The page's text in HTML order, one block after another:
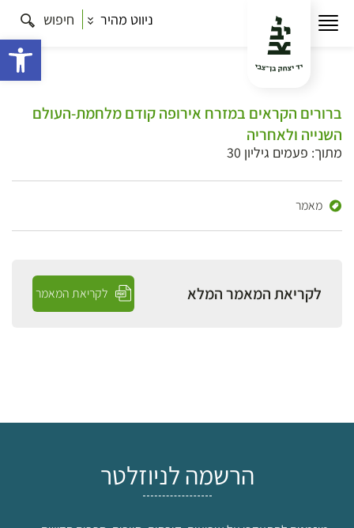
ניווט מהיר חיפוש
ברורים הקראים במזרח אירופה קודם מלחמת-העולם
השנייה ולאחריה
מתוך: פעמים גיליון 30
מאמר
לקריאת המאמר המלא לקריאת המאמר
הרשמה לניוזלטר